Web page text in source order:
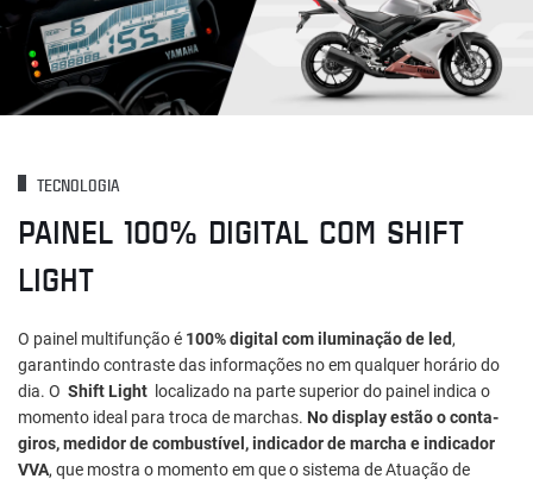
TECNOLOGIA
PAINEL 100% DIGITAL COM SHIFT
LIGHT
O painel multifunção é 100% digital com iluminação de led,
garantindo contraste das informações no em qualquer horário do
dia. O Shift Light localizado na parte superior do painel indica o
momento ideal para troca de marchas. No display estão o conta-
giros, medidor de combustível, indicador de marcha e indicador
VVA, que mostra o momento em que o sistema de Atuação de